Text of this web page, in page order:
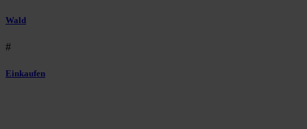
Wald
#
Einkaufen